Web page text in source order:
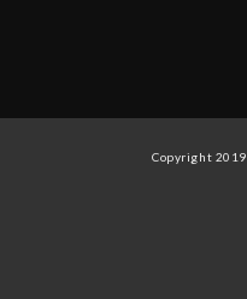
Copyright 2019